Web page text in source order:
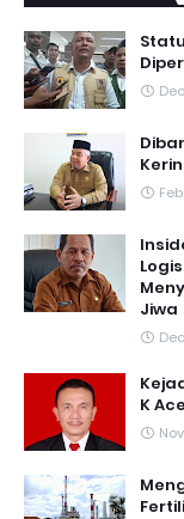
Jiwa
K